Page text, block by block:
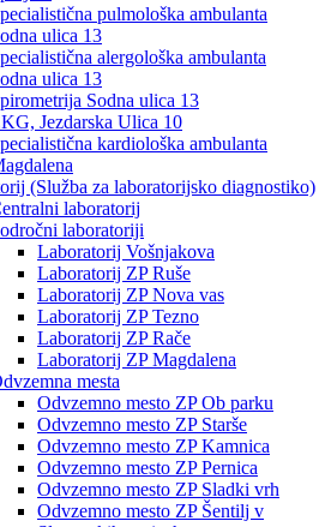
pulmološka ambulanta
ulica 13
alergološka ambulanta
ulica 13
Sodna ulica 13
Jezdarska Ulica 10
kardiološka ambulanta
(Služba za laboratorijsko diagnostiko)
laboratorij
laboratoriji
Laboratorij Vošnjakova
Laboratorij ZP Ruše
Laboratorij ZP Nova vas
Laboratorij ZP Tezno
Laboratorij ZP Rače
Laboratorij ZP Magdalena
mesta
Odvzemno mesto ZP Ob parku
Odvzemno mesto ZP Starše
Odvzemno mesto ZP Kamnica
Odvzemno mesto ZP Pernica
Odvzemno mesto ZP Sladki vrh
Odvzemno mesto ZP Šentilj v